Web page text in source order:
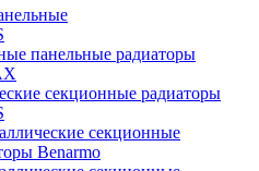
панельные радиаторы
секционные радиаторы
секционные
Benarmo